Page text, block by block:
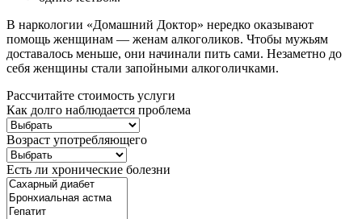
В наркологии «Домашний Доктор» нередко оказывают
помощь женщинам — женам алкоголиков. Чтобы мужьям
доставалось меньше, они начинали пить сами. Незаметно до
себя женщины стали запойными алкоголичками.
Рассчитайте стоимость услуги
Как долго наблюдается проблема
Возраст употребляющего
Есть ли хронические болезни